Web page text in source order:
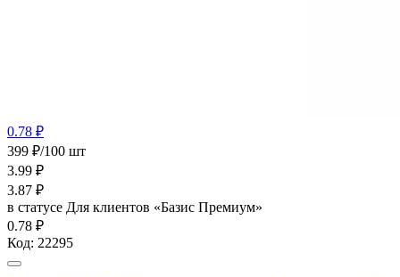
0.78 ₽
399 ₽/100 шт
3.99 ₽
3.87 ₽
в статусе Для клиентов «Базис Премиум»
0.78 ₽
Код: 22295